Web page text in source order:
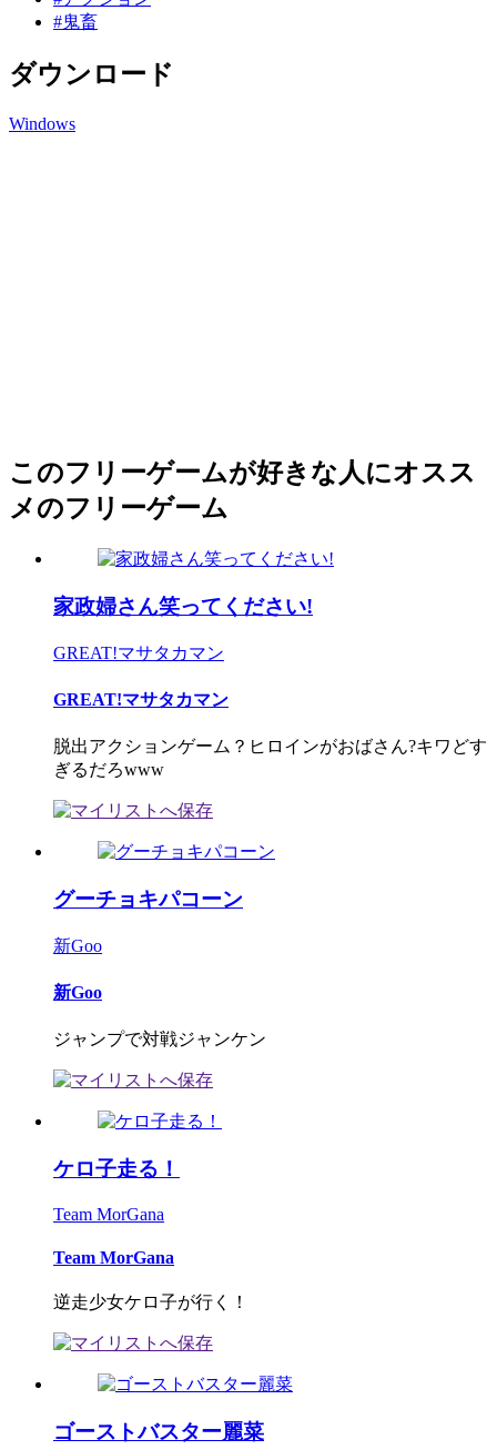
#鬼畜
ダウンロード
Windows
このフリーゲームが好きな人にオスス
メのフリーゲーム
家政婦さん笑ってください!
GREAT!マサタカマン
GREAT!マサタカマン
脱出アクションゲーム？ヒロインがおばさん?キワどす
ぎるだろwww
グーチョキパコーン
新Goo
新Goo
ジャンプで対戦ジャンケン
ケロ子走る！
Team MorGana
Team MorGana
逆走少女ケロ子が行く！
ゴーストバスター麗菜